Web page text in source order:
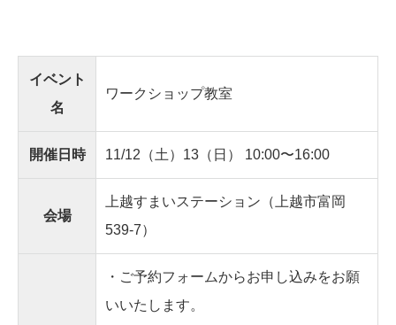
イベント
名
ワークショップ教室
開催日時 11/12（土）13（日） 10:00〜16:00
会場
上越すまいステーション（上越市富岡
539-7）
・ご予約フォームからお申し込みをお願
いいたします。